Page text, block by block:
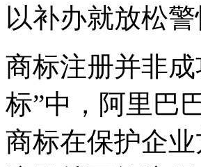
以补办就放松
商标注册并非
标”中，阿里巴
商标在保护企